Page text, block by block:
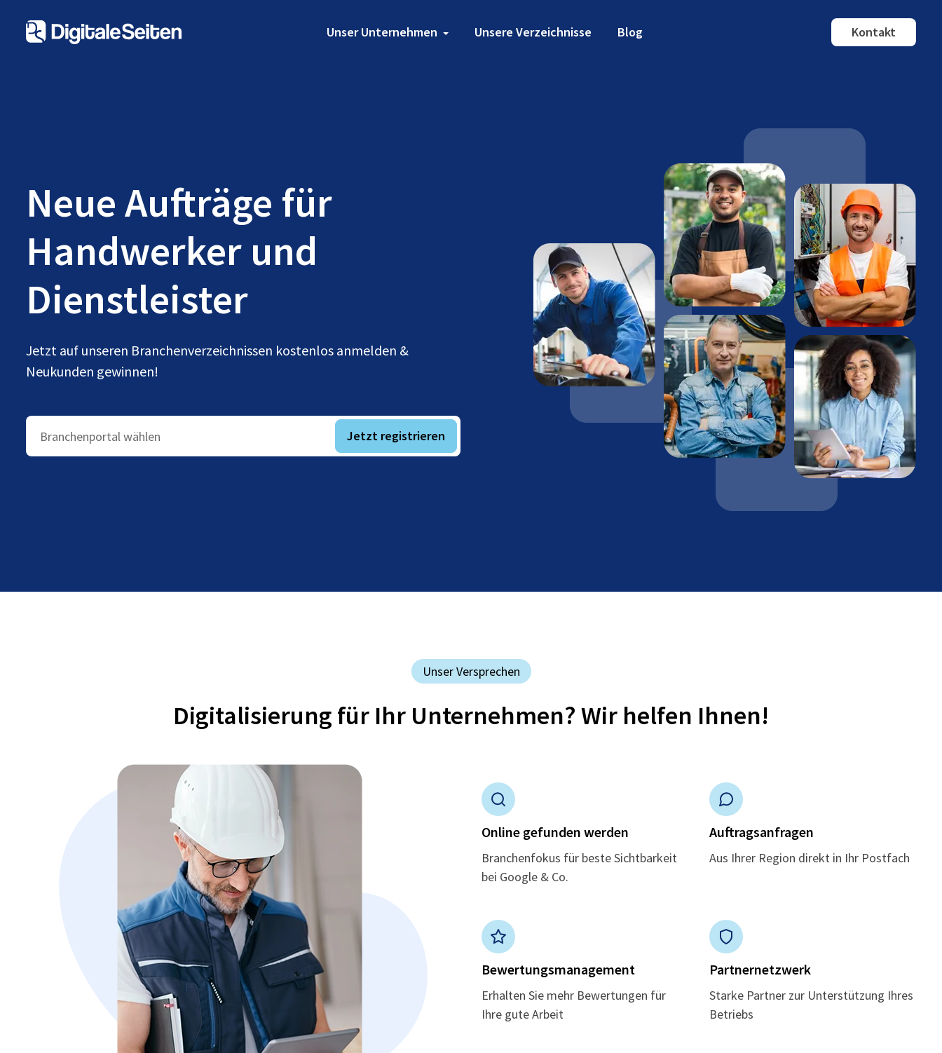
Unser Unternehmen Unsere Verzeichnisse Blog Kontakt
Neue Aufträge für
Handwerker und
Dienstleister
Jetzt auf unseren Branchenverzeichnissen kostenlos anmelden &
Neukunden gewinnen!
Branchenportal wählen Jetzt registrieren
Unser Versprechen
Digitalisierung für Ihr Unternehmen? Wir helfen Ihnen!
Online gefunden werden
Branchenfokus für beste Sichtbarkeit
bei Google & Co.
Auftragsanfragen
Aus Ihrer Region direkt in Ihr Postfach
Bewertungsmanagement
Erhalten Sie mehr Bewertungen für
Ihre gute Arbeit
Partnernetzwerk
Starke Partner zur Unterstützung Ihres
Betriebs